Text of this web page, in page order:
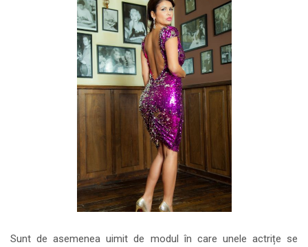
Sunt de asemenea uimit de modul în care unele actrițe se